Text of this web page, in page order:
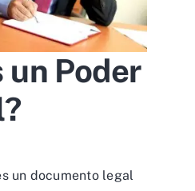
un Poder
un documento legal